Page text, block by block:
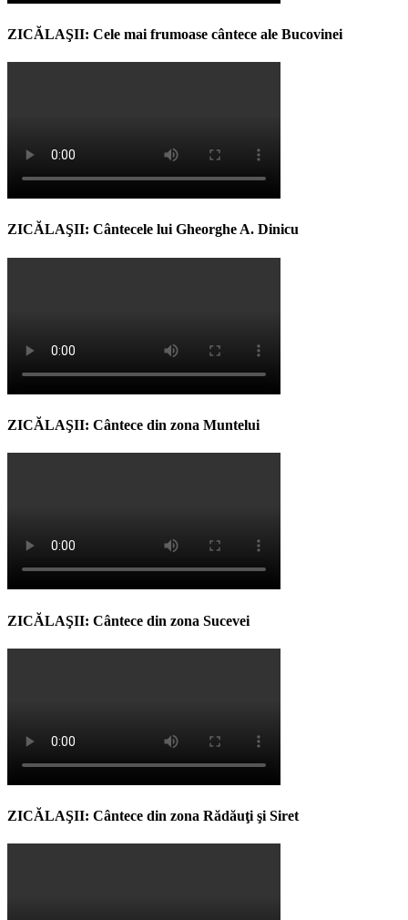
ZICĂLAŞII: Cele mai frumoase cântece ale Bucovinei
ZICĂLAŞII: Cântecele lui Gheorghe A. Dinicu
ZICĂLAŞII: Cântece din zona Muntelui
ZICĂLAŞII: Cântece din zona Sucevei
ZICĂLAŞII: Cântece din zona Rădăuţi şi Siret